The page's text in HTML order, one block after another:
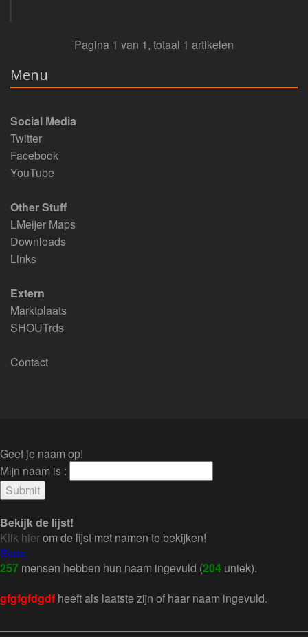
Pagina 1 van 1, totaal 1 artikelen
Menu
Social Media
Twitter
Facebook
YouTube
Other Stuff
LMeijer Maps
Downloads
Links
Extern
Marktplaats
SHOUTrds
Contact
Geef je naam op!
Mijn naam is :
Bekijk de lijst!
Klik hierom de lijst met namen te bekijken!
Stats:
257 mensen hebben hun naam ingevuld (204 uniek).
gfgfgfdgdf heeft als laatste zijn of haar naam ingevuld.